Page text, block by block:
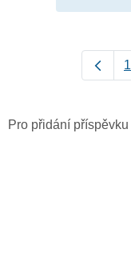
1
Pro přidání